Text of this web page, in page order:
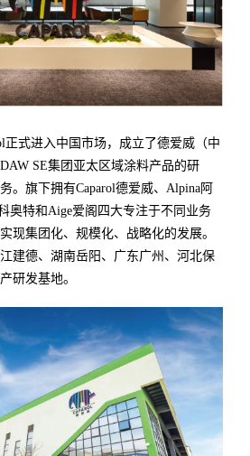
正式进入中国市场，成立了德爱威（中
SE集团亚太区域涂料产品的研
。旗下拥有Caparol德爱威、Alpina阿
奥特和Aige爱阁四大专注于不同业务
现集团化、规模化、战略化的发展。
建德、湖南岳阳、广东广州、河北保
研发基地。